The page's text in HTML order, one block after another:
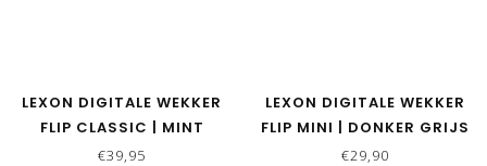
LEXON DIGITALE WEKKER
FLIP CLASSIC | MINT
€39,95
LEXON DIGITALE WEKKER
FLIP MINI | DONKER GRIJS
€29,90